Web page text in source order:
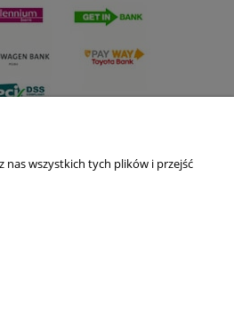
wszystkich tych plików i przejść